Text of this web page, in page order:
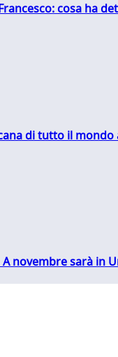
cosa ha
di tutto il mondo
novembre sarà in